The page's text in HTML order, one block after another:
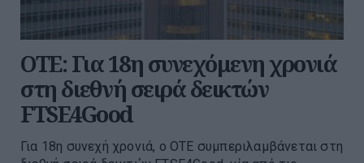
ΟΤΕ: Για 18η συνεχόμενη χρονιά
στη διεθνή σειρά δεικτών
FTSE4Good
Για 18η συνεχή χρονιά, ο ΟΤΕ συμπεριλαμβάνεται στη